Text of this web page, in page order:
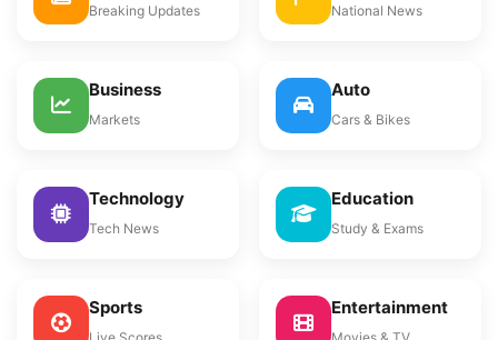
Breaking Updates National News
Business
Markets
Auto
Cars & Bikes
Technology
Tech News
Education
Study & Exams
Sports Entertainment